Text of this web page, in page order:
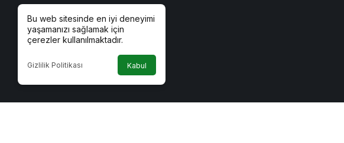
Bu web sitesinde en iyi deneyimi
yaşamanızı sağlamak için
çerezler kullanılmaktadır.
Gizlilik Politikası Kabul